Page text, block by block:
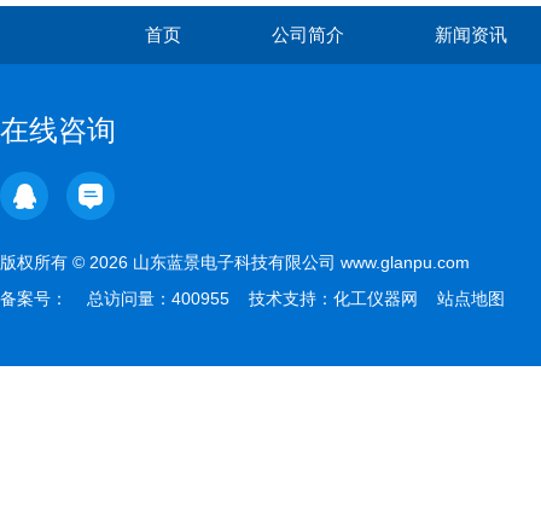
首页 公司简介 新闻资讯
在线咨询
版权所有 © 2026 山东蓝景电子科技有限公司 www.glanpu.com
备案号：
总访问量：400955 技术支持： 化工仪器网 站点地图